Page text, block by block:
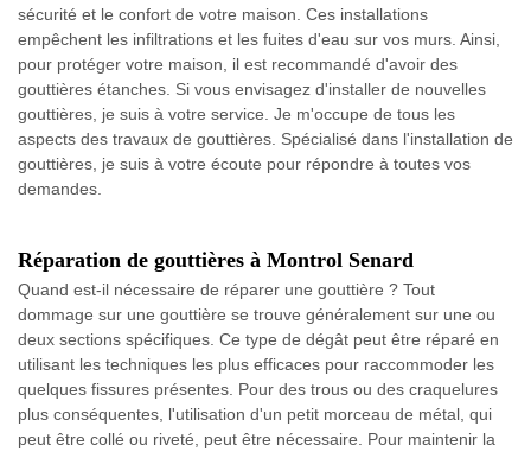
sécurité et le confort de votre maison. Ces installations
empêchent les infiltrations et les fuites d'eau sur vos murs. Ainsi,
pour protéger votre maison, il est recommandé d'avoir des
gouttières étanches. Si vous envisagez d'installer de nouvelles
gouttières, je suis à votre service. Je m'occupe de tous les
aspects des travaux de gouttières. Spécialisé dans l'installation de
gouttières, je suis à votre écoute pour répondre à toutes vos
demandes.
Réparation de gouttières à Montrol Senard
Quand est-il nécessaire de réparer une gouttière ? Tout
dommage sur une gouttière se trouve généralement sur une ou
deux sections spécifiques. Ce type de dégât peut être réparé en
utilisant les techniques les plus efficaces pour raccommoder les
quelques fissures présentes. Pour des trous ou des craquelures
plus conséquentes, l'utilisation d'un petit morceau de métal, qui
peut être collé ou riveté, peut être nécessaire. Pour maintenir la